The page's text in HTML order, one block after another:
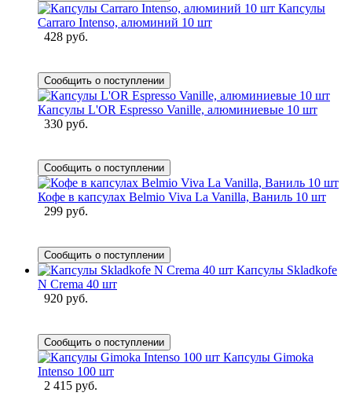
Капсулы
Carraro Intenso, алюминий 10 шт
428 руб.
Сообщить о поступлении
Капсулы L'OR Espresso Vanille, алюминиевые 10 шт
330 руб.
Сообщить о поступлении
Кофе в капсулах Belmio Viva La Vanilla, Ваниль 10 шт
299 руб.
Сообщить о поступлении
Капсулы Skladkofe
N Crema 40 шт
920 руб.
Сообщить о поступлении
Капсулы Gimoka
Intenso 100 шт
2 415 руб.